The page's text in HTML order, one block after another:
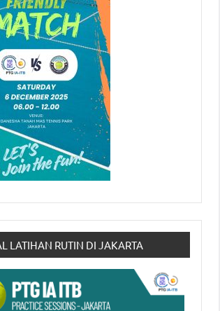
LATIHAN RUTIN DI JAKARTA